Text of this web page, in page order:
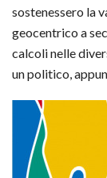
sostenessero la
geocentrico a
calcoli nelle
un politico,